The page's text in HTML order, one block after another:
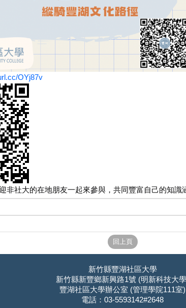
OYj87v
非社大的在地朋友一起來參與，共同豐富自己的知識
新竹縣豐湖社區大學
新竹縣新豐鄉新興路1號 (明新科技大
豐湖社區大學辦公室 (管理學院111室)
電話：03-5593142#2648